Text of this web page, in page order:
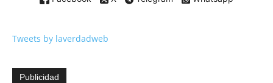
Tweets by laverdadweb
Publicidad